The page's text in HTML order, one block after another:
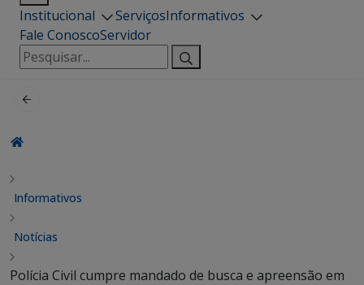
Institucional ServiçosInformativos
Fale ConoscoServidor
Pesquisar
por:
Informativos
Notícias
Polícia Civil cumpre mandado de busca e apreensão em